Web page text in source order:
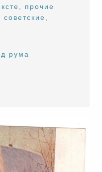
прочие
,советские
рума